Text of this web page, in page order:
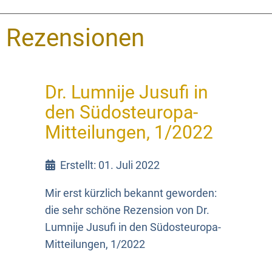
Rezensionen
Dr. Lumnije Jusufi in
den Südosteuropa-
Mitteilungen, 1/2022
Erstellt: 01. Juli 2022
Mir erst kürzlich bekannt geworden:
die sehr schöne Rezension von Dr.
Lumnije Jusufi in den Südosteuropa-
Mitteilungen, 1/2022